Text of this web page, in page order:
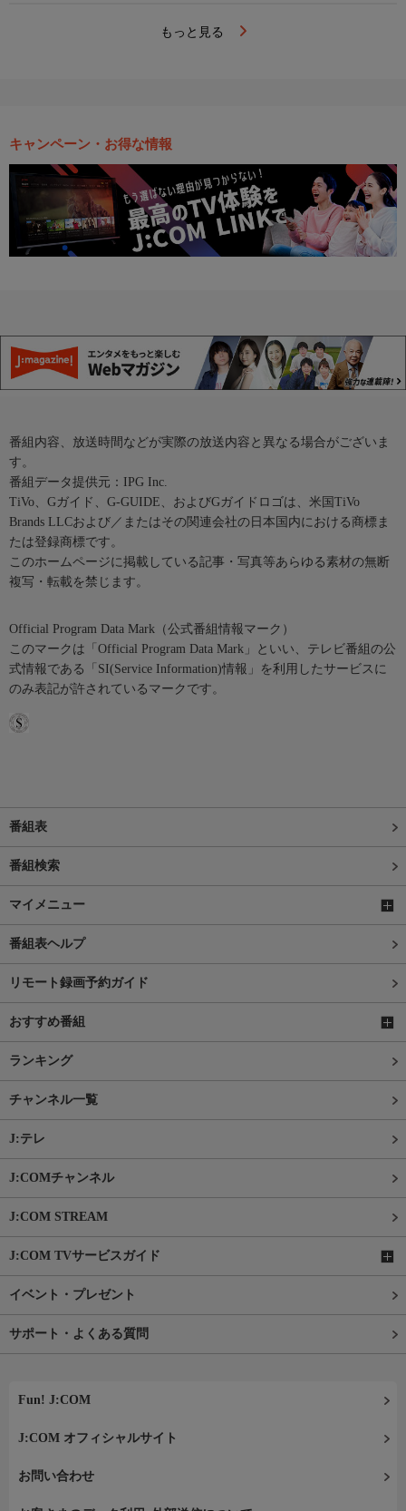
もっと見る
キャンペーン・お得な情報
番組内容、放送時間などが実際の放送内容と異なる場合がございま
す。
番組データ提供元：IPG Inc.
TiVo、Gガイド、G-GUIDE、およびGガイドロゴは、米国TiVo
Brands LLCおよび／またはその関連会社の日本国内における商標ま
たは登録商標です。
このホームページに掲載している記事・写真等あらゆる素材の無断
複写・転載を禁じます。
Official Program Data Mark（公式番組情報マーク）
このマークは「Official Program Data Mark」といい、テレビ番組の公
式情報である「SI(Service Information)情報」を利用したサービスに
のみ表記が許されているマークです。
番組表
番組検索
マイメニュー
番組表ヘルプ
リモート録画予約ガイド
おすすめ番組
ランキング
チャンネル一覧
J:テレ
J:COMチャンネル
J:COM STREAM
J:COM TVサービスガイド
イベント・プレゼント
サポート・よくある質問
Fun! J:COM
J:COM オフィシャルサイト
お問い合わせ